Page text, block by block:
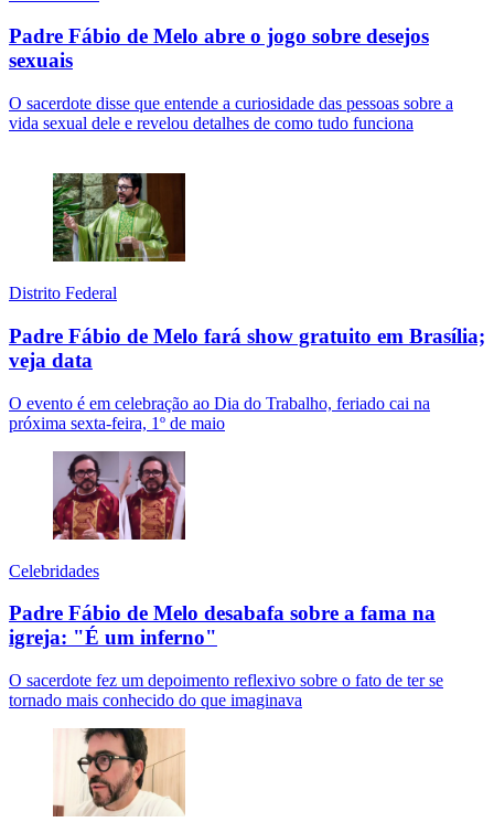
Padre Fábio de Melo abre o jogo sobre desejos
sexuais
O sacerdote disse que entende a curiosidade das pessoas sobre a
vida sexual dele e revelou detalhes de como tudo funciona
Distrito Federal
Padre Fábio de Melo fará show gratuito em Brasília;
veja data
O evento é em celebração ao Dia do Trabalho, feriado cai na
próxima sexta-feira, 1º de maio
Celebridades
Padre Fábio de Melo desabafa sobre a fama na
igreja: "É um inferno"
O sacerdote fez um depoimento reflexivo sobre o fato de ter se
tornado mais conhecido do que imaginava